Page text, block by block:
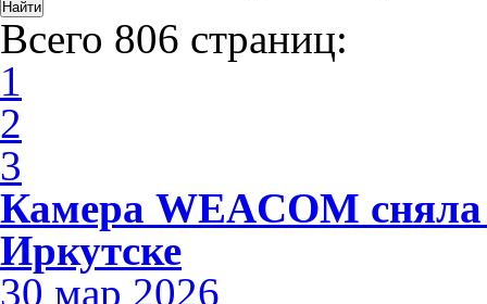
Всего 806 страниц:
1
2
3
Камера WEACOM
Иркутске
30 мар 2026